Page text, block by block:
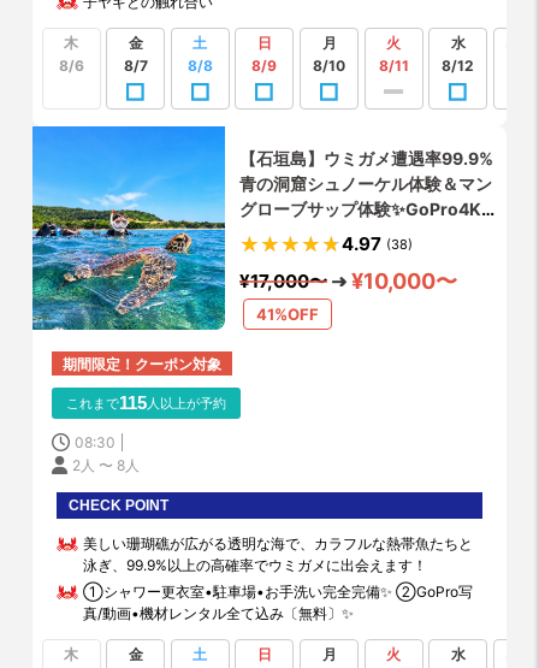
木
8/6
金
8/7
土
8/8
日
8/9
月
8/10
火
8/11
水
8/12
【石垣島】ウミガメ遭遇率99.9%
青の洞窟シュノーケル体験＆マン
グローブサップ体験✨GoPro4K
写真・動画撮影無料プレゼント✨
✨
4.97 (38)
¥17,000〜 ¥10,000〜
41%OFF
期間限定！クーポン対象
これまで115人以上が予約
08:30
2人 〜 8人
CHECK POINT
美しい珊瑚礁が広がる透明な海で、カラフルな熱帯魚たちと
泳ぎ、99.9%以上の高確率でウミガメに出会えます！
①シャワー更衣室•駐車場•お手洗い完全完備✨ ②GoPro写
真/動画•機材レンタル全て込み〔無料〕✨
木
金
土
日
月
火
水